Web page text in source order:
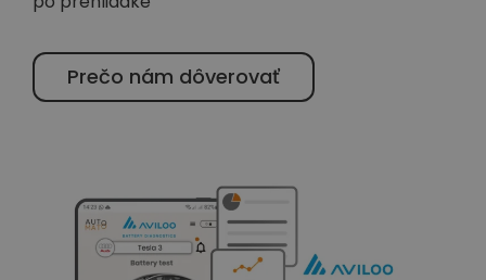
Prečo nám dôverovať